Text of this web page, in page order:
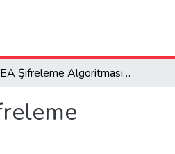
TEA Şifreleme Algoritmasıyla JPEG Görüntü Şifreleme